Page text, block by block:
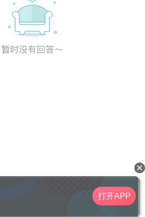
打开APP